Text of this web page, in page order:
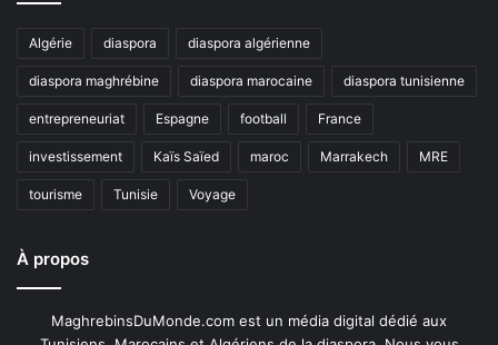
Algérie diaspora diaspora algérienne
diaspora maghrébine diaspora marocaine diaspora tunisienne
entrepreneuriat Espagne football France
investissement Kaïs Saïed maroc Marrakech MRE
tourisme Tunisie Voyage
À propos
MaghrebinsDuMonde.com est un média digital dédié aux